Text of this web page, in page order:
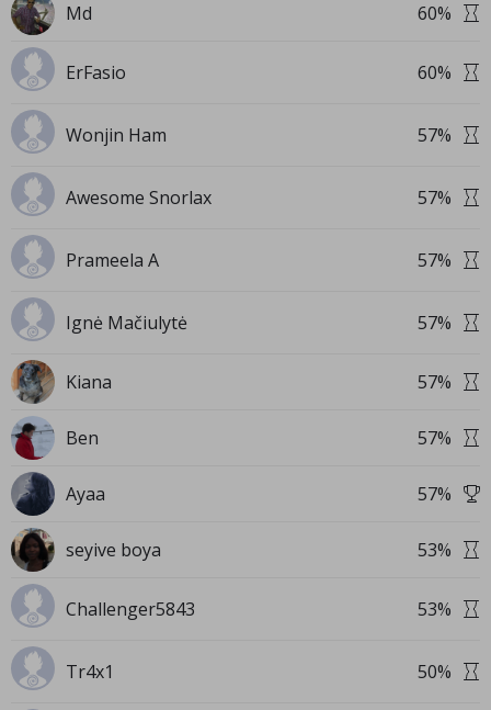
Md 60%
ErFasio 60%
Wonjin Ham 57%
Awesome Snorlax 57%
Prameela A 57%
Ignė Mačiulytė 57%
Kiana 57%
Ben 57%
Ayaa 57%
seyive boya 53%
Challenger5843 53%
Tr4x1 50%